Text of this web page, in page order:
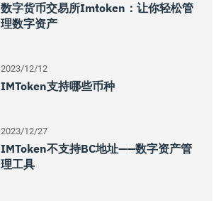
数字货币交易所imtoken：让你轻松管
理数字资产
2023/12/12
IMToken支持哪些币种
2023/12/27
IMToken不支持BC地址——数字资产管
理工具